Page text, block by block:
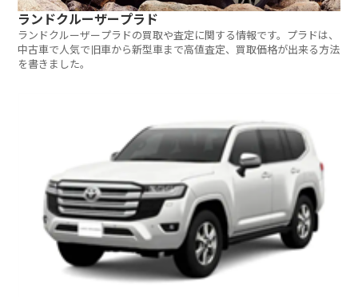
ランドクルーザープラド
ランドクルーザープラドの買取や査定に関する情報です。プラドは、
中古車で人気で旧車から新型車まで高値査定、買取価格が出来る方法
を書きました。